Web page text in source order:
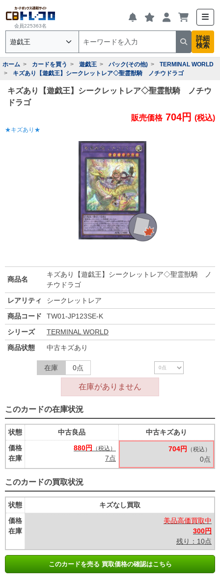
会員225363名
詳細
検索
ホーム カードを買う 遊戯王 パック(その他)
TERMINAL WORLD
キズあり【遊戯王】シークレットレア◇聖霊獣騎 ノチウドラゴ
キズあり【遊戯王】シークレットレア◇聖霊獣騎 ノチウ
ドラゴ
★キズあり★
販売価格 704円 (税込)
商品名
キズあり【遊戯王】シークレットレア◇聖霊獣騎 ノ
チウドラゴ
レアリティ
シークレットレア
商品コード
TW01-JP123SE-K
シリーズ
TERMINAL WORLD
商品状態
中古キズあり
在庫 0点
在庫がありません
このカードの在庫状況
状態
価格
在庫
中古良品
880円
（税込）
7点
中古キズあり
704円 （税込）
0点
このカードの買取状況
状態
価格
在庫
キズなし買取
美品高価買取中
300円
残り：10点
このカードを売る 買取価格の確認はこちら